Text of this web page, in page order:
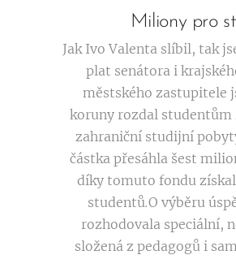
Miliony pro
Jak Ivo Valenta slíbil, tak
plat senátora i
městského zastupitele
koruny rozdal studentům
zahraniční studijní
částka přesáhla šest
díky tomuto fondu
studentů.O výběru
rozhodovala speciální,
složená z pedagogů i